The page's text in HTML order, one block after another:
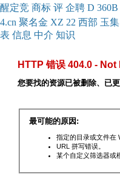
醒定竞 商标 评 企聘 D 360B
4.cn 聚名金 XZ 22 西部 玉集
表 信息 中介 知识